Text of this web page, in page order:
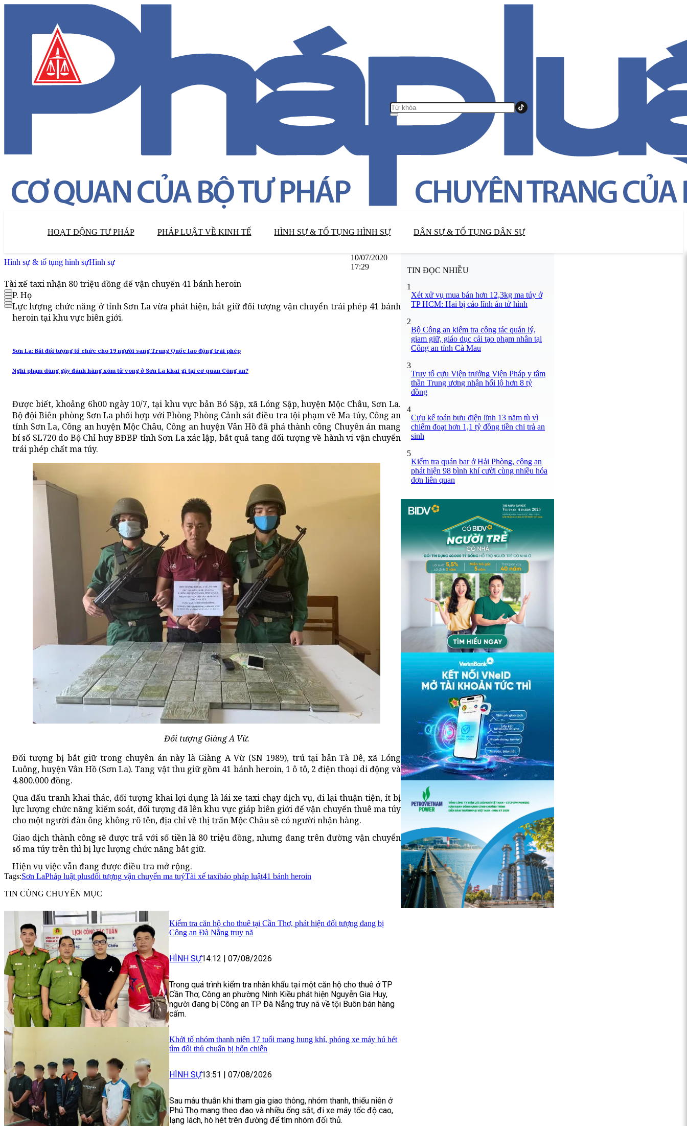
HOẠT ĐỘNG TƯ PHÁP PHÁP LUẬT VỀ KINH TẾ HÌNH SỰ & TỐ TỤNG HÌNH SỰ DÂN SỰ & TỐ TỤNG DÂN SỰ
Hình sự & tố tụng hình sựHình sự
10/07/2020
17:29
Tài xế taxi nhận 80 triệu đồng để vận chuyển 41 bánh heroin
P. Họ
Lực lượng chức năng ở tỉnh Sơn La vừa phát hiện, bắt giữ đối tượng vận chuyển trái phép 41 bánh
heroin tại khu vực biên giới.
Sơn La: Bắt đối tượng tổ chức cho 19 người sang Trung Quốc lao động trái phép
Nghi phạm dùng gậy đánh hàng xóm tử vong ở Sơn La khai gì tại cơ quan Công an?
Được biết, khoảng 6h00 ngày 10/7, tại khu vực bản Bó Sập, xã Lóng Sập, huyện Mộc Châu, Sơn La.
Bộ đội Biên phòng Sơn La phối hợp với Phòng Phòng Cảnh sát điều tra tội phạm về Ma túy, Công an
tỉnh Sơn La, Công an huyện Mộc Châu, Công an huyện Vân Hồ đã phá thành công Chuyên án mang
bí số SL720 do Bộ Chỉ huy BĐBP tỉnh Sơn La xác lập, bắt quả tang đối tượng về hành vi vận chuyển
trái phép chất ma túy.
Đối tượng Giàng A Vừ.
Đối tượng bị bắt giữ trong chuyên án này là Giàng A Vừ (SN 1989), trú tại bản Tà Dê, xã Lóng
Luông, huyện Vân Hồ (Sơn La). Tang vật thu giữ gồm 41 bánh heroin, 1 ô tô, 2 điện thoại di động và
4.800.000 đồng.
Qua đấu tranh khai thác, đối tượng khai lợi dụng là lái xe taxi chạy dịch vụ, đi lại thuận tiện, ít bị
lực lượng chức năng kiểm soát, đối tượng đã lên khu vực giáp biên giới để vận chuyển thuê ma túy
cho một người đàn ông không rõ tên, địa chỉ về thị trấn Mộc Châu sẽ có người nhận hàng.
Giao dịch thành công sẽ được trả với số tiền là 80 triệu đồng, nhưng đang trên đường vận chuyển
số ma túy trên thì bị lực lượng chức năng bắt giữ.
Hiện vụ việc vẫn đang được điều tra mở rộng.
Tags:Sơn LaPháp luật plusđối tượng vận chuyển ma tuýTài xế taxibáo pháp luật41 bánh heroin
TIN CÙNG CHUYÊN MỤC
Kiểm tra căn hộ cho thuê tại Cần Thơ, phát hiện đối tượng đang bị
Công an Đà Nẵng truy nã
HÌNH SỰ14:12 07/08/2026
Trong quá trình kiểm tra nhân khẩu tại một căn hộ cho thuê ở TP
Cần Thơ, Công an phường Ninh Kiều phát hiện Nguyễn Gia Huy,
người đang bị Công an TP Đà Nẵng truy nã về tội Buôn bán hàng
cấm.
Khởi tố nhóm thanh niên 17 tuổi mang hung khí, phóng xe máy hú hét
tìm đối thủ chuẩn bị hỗn chiến
HÌNH SỰ13:51 07/08/2026
Sau mâu thuẫn khi tham gia giao thông, nhóm thanh, thiếu niên ở
Phú Thọ mang theo đao và nhiều ống sắt, đi xe máy tốc độ cao,
lạng lách, hò hét trên đường để tìm nhóm đối thủ.
TIN ĐỌC NHIỀU
1
Xét xử vụ mua bán hơn 12,3kg ma túy ở
TP HCM: Hai bị cáo lĩnh án tử hình
2
Bộ Công an kiểm tra công tác quản lý,
giam giữ, giáo dục cải tạo phạm nhân tại
Công an tỉnh Cà Mau
3
Truy tố cựu Viện trưởng Viện Pháp y tâm
thần Trung ương nhận hối lộ hơn 8 tỷ
đồng
4
Cựu kế toán bưu điện lĩnh 13 năm tù vì
chiếm đoạt hơn 1,1 tỷ đồng tiền chi trả an
sinh
5
Kiểm tra quán bar ở Hải Phòng, công an
phát hiện 98 bình khí cười cùng nhiều hóa
đơn liên quan